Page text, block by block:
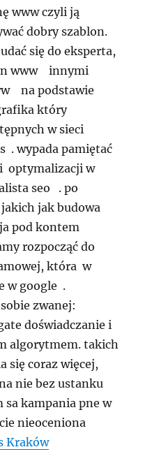
www czyli ją
dobry szablon.
się do eksperta,
www innymi
na podstawie
który
w sieci
. wypada pamiętać
optymalizacji w
seo . po
jak budowa
pod kontem
rozpocząć do
która w
w google .
zwanej:
doświadczanie i
algorytmem. takich
się coraz więcej,
nie bez ustanku
kampania pne w
nieoceniona
Kraków